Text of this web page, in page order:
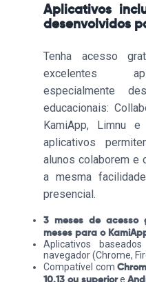
Aplicativos
desenvolvidos
Tenha acesso
excelentes
especialmente
educacionais:
KamiApp, Limnu
aplicativos
alunos colaborem e
a mesma
presencial.
3 meses de acesso
meses para o
Aplicativos
navegador (Chrome,
Compatível com
10.13 ou superiore